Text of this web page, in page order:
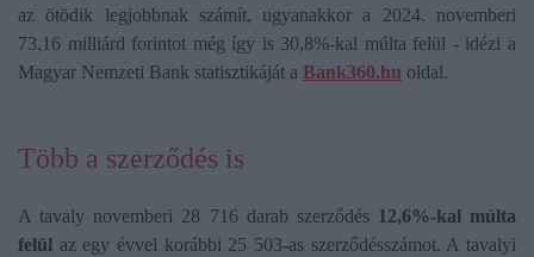
az ötödik legjobbnak számít, ugyanakkor a 2024. novemberi
73,16 milliárd forintot még így is 30,8%-kal múlta felül - idézi a
Magyar Nemzeti Bank statisztikáját a Bank360.hu oldal.
Több a szerződés is
A tavaly novemberi 28 716 darab szerződés 12,6%-kal múlta
felül az egy évvel korábbi 25 503-as szerződésszámot. A tavalyi